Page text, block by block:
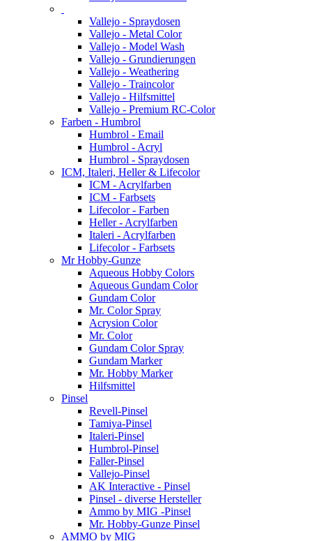
Vallejo - Spraydosen
Vallejo - Metal Color
Vallejo - Model Wash
Vallejo - Grundierungen
Vallejo - Weathering
Vallejo - Traincolor
Vallejo - Hilfsmittel
Vallejo - Premium RC-Color
Farben - Humbrol
Humbrol - Email
Humbrol - Acryl
Humbrol - Spraydosen
ICM, Italeri, Heller & Lifecolor
ICM - Acrylfarben
ICM - Farbsets
Lifecolor - Farben
Heller - Acrylfarben
Italeri - Acrylfarben
Lifecolor - Farbsets
Mr Hobby-Gunze
Aqueous Hobby Colors
Aqueous Gundam Color
Gundam Color
Mr. Color Spray
Acrysion Color
Mr. Color
Gundam Color Spray
Gundam Marker
Mr. Hobby Marker
Hilfsmittel
Pinsel
Revell-Pinsel
Tamiya-Pinsel
Italeri-Pinsel
Humbrol-Pinsel
Faller-Pinsel
Vallejo-Pinsel
AK Interactive - Pinsel
Pinsel - diverse Hersteller
Ammo by MIG -Pinsel
Mr. Hobby-Gunze Pinsel
AMMO by MIG